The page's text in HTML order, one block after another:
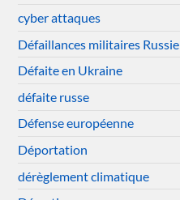
cyber attaques
Défaillances militaires Russie
Défaite en Ukraine
défaite russe
Défense européenne
Déportation
dérèglement climatique